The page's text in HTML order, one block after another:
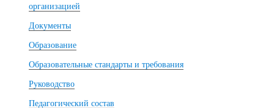
организацией
Документы
Образование
Образовательные стандарты и требования
Руководство
Педагогический состав